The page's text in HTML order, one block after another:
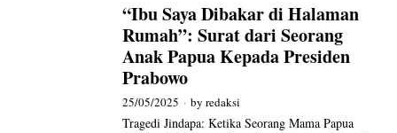
“Ibu Saya Dibakar di Halaman
Rumah”: Surat dari Seorang
Anak Papua Kepada Presiden
Prabowo
25/05/2025 byredaksi
Tragedi Jindapa: Ketika Seorang Mama Papua